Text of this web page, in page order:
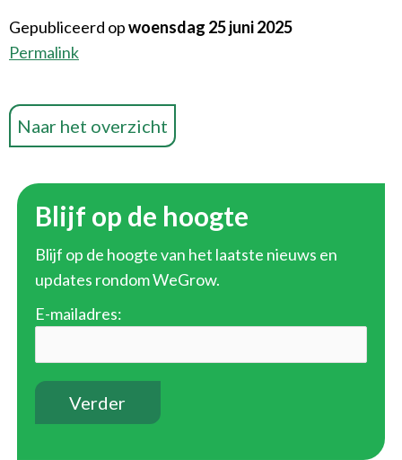
Gepubliceerd opwoensdag 25 juni 2025
Permalink
Naar het overzicht
Blijf op de hoogte
Blijf op de hoogte van het laatste nieuws en
updates rondom WeGrow.
E-mailadres: